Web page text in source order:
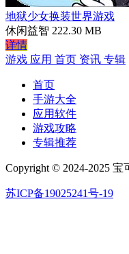
地狱少女换装世界游戏
休闲益智 222.30 MB
详情
游戏 应用 首页 资讯 专辑
首页
手游大全
应用软件
游戏攻略
专辑推荐
Copyright © 2024-2025 宝
苏ICP备19025241号-19